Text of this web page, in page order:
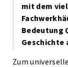
mit dem
Bedeutung
Geschichte
Zum